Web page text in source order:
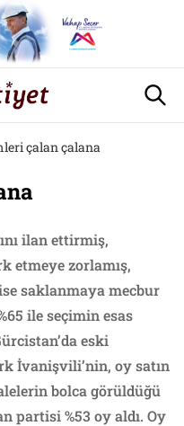
çalan çalana
ilan ettirmiş,
etmeye zorlamış,
saklanmaya mecbur
ile seçimin esas
eski
İvanişvili’nin, oy satın
bolca görüldüğü
partisi %53 oy aldı. Oy